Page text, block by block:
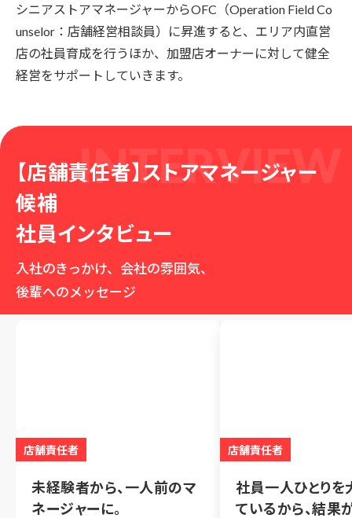
シニアストアマネージャーからOFC（Operation Field Co
unselor：店舗経営相談員）に昇進すると、エリア内直営
店の社員育成を行うほか、加盟店オーナーに対して健全
経営をサポートしていきます。
【店舗責任者】ストアマネージャー
候補
社員インタビュー
入社のきっかけ、会社の雰囲気、
後輩へのメッセージ
店舗責任者
未経験者から、一人前のマ
ネージャーに。
店舗責任者
社員一人ひとりを
ているから、結果